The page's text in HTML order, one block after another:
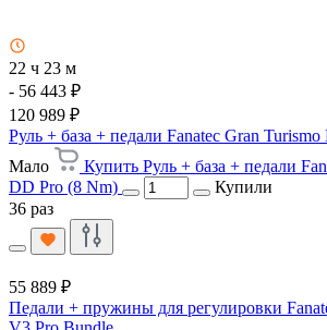
22 ч 23 м
- 56 443 ₽
120 989 ₽
Руль + база + педали Fanatec Gran
Мало
Купить Руль + база + педали
DD Pro (8 Nm)
Купили
36 раз
55 889 ₽
Педали + пружины для регулировки